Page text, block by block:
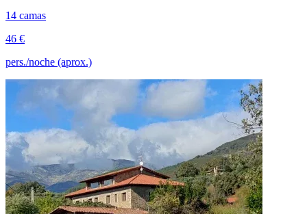
14 camas
46 €
pers./noche (aprox.)